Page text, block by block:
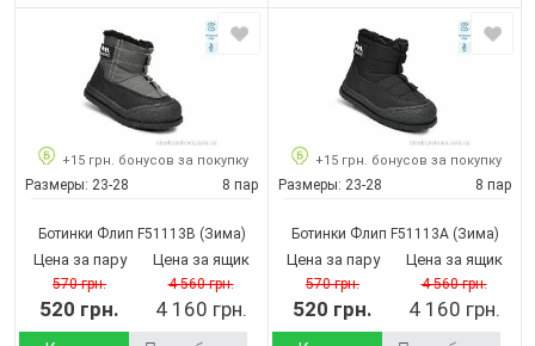
+15 грн. бонусов за покупку
Размеры: 23-28 8 пар
Ботинки Флип F51113B (Зима)
Цена за пару
570 грн.
520 грн.
Цена за ящик
4 560 грн.
4 160 грн.
+15 грн. бонусов за покупку
Размеры: 23-28 8 пар
Ботинки Флип F51113A(Зима)
Цена за пару
570 грн.
520 грн.
Цена за ящик
4 560 грн.
4 160 грн.